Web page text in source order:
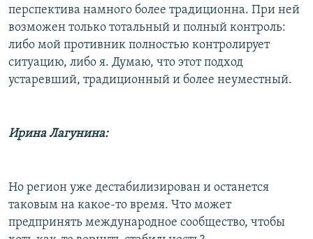
перспектива намного более традиционна. При ней
возможен только тотальный и полный контроль:
либо мой противник полностью контролирует
ситуацию, либо я. Думаю, что этот подход
устаревший, традиционный и более неуместный.
Ирина Лагунина:
Но регион уже дестабилизирован и останется
таковым на какое-то время. Что может
предпринять международное сообщество, чтобы